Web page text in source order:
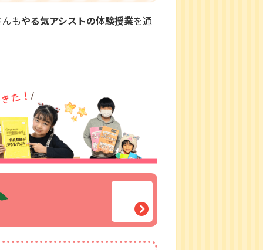
もやる気アシストの体験授業を通